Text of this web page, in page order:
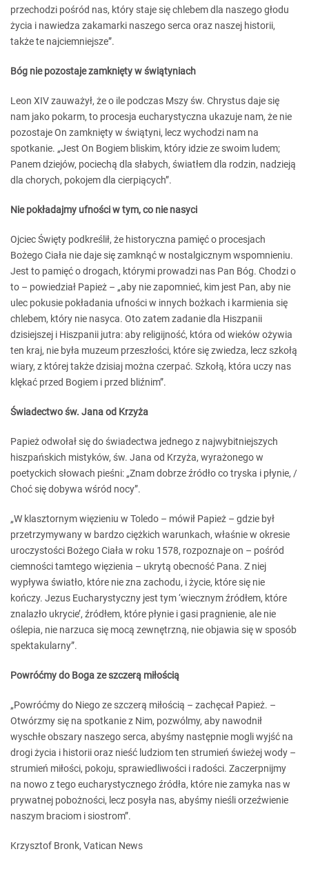
przechodzi pośród nas, który staje się chlebem dla naszego głodu
życia i nawiedza zakamarki naszego serca oraz naszej historii,
także te najciemniejsze”.
Bóg nie pozostaje zamknięty w świątyniach
Leon XIV zauważył, że o ile podczas Mszy św. Chrystus daje się
nam jako pokarm, to procesja eucharystyczna ukazuje nam, że nie
pozostaje On zamknięty w świątyni, lecz wychodzi nam na
spotkanie. „Jest On Bogiem bliskim, który idzie ze swoim ludem;
Panem dziejów, pociechą dla słabych, światłem dla rodzin, nadzieją
dla chorych, pokojem dla cierpiących”.
Nie pokładajmy ufności w tym, co nie nasyci
Ojciec Święty podkreślił, że historyczna pamięć o procesjach
Bożego Ciała nie daje się zamknąć w nostalgicznym wspomnieniu.
Jest to pamięć o drogach, którymi prowadzi nas Pan Bóg. Chodzi o
to – powiedział Papież – „aby nie zapomnieć, kim jest Pan, aby nie
ulec pokusie pokładania ufności w innych bożkach i karmienia się
chlebem, który nie nasyca. Oto zatem zadanie dla Hiszpanii
dzisiejszej i Hiszpanii jutra: aby religijność, która od wieków ożywia
ten kraj, nie była muzeum przeszłości, które się zwiedza, lecz szkołą
wiary, z której także dzisiaj można czerpać. Szkołą, która uczy nas
klękać przed Bogiem i przed bliźnim”.
Świadectwo św. Jana od Krzyża
Papież odwołał się do świadectwa jednego z najwybitniejszych
hiszpańskich mistyków, św. Jana od Krzyża, wyrażonego w
poetyckich słowach pieśni: „Znam dobrze źródło co tryska i płynie, /
Choć się dobywa wśród nocy”.
„W klasztornym więzieniu w Toledo – mówił Papież – gdzie był
przetrzymywany w bardzo ciężkich warunkach, właśnie w okresie
uroczystości Bożego Ciała w roku 1578, rozpoznaje on – pośród
ciemności tamtego więzienia – ukrytą obecność Pana. Z niej
wypływa światło, które nie zna zachodu, i życie, które się nie
kończy. Jezus Eucharystyczny jest tym ‘wiecznym źródłem, które
znalazło ukrycie’, źródłem, które płynie i gasi pragnienie, ale nie
oślepia, nie narzuca się mocą zewnętrzną, nie objawia się w sposób
spektakularny”.
Powróćmy do Boga ze szczerą miłością
„Powróćmy do Niego ze szczerą miłością – zachęcał Papież. –
Otwórzmy się na spotkanie z Nim, pozwólmy, aby nawodnił
wyschłe obszary naszego serca, abyśmy następnie mogli wyjść na
drogi życia i historii oraz nieść ludziom ten strumień świeżej wody –
strumień miłości, pokoju, sprawiedliwości i radości. Zaczerpnijmy
na nowo z tego eucharystycznego źródła, które nie zamyka nas w
prywatnej pobożności, lecz posyła nas, abyśmy nieśli orzeźwienie
naszym braciom i siostrom”.
Krzysztof Bronk, Vatican News